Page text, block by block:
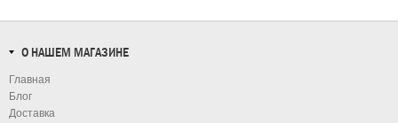
О НАШЕМ МАГАЗИНЕ
Главная
Блог
Доставка